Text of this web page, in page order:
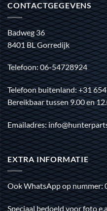
CONTACTGEGEVENS
Badweg 36
8401 BL Gorredijk
Telefoon: 06-54728924
Telefoon buitenland: +31
Bereikbaar tussen 9.00 en
Emailadres:
EXTRA INFORMATIE
Ook WhatsApp op nummer:
Speciaal bedoeld voor foto